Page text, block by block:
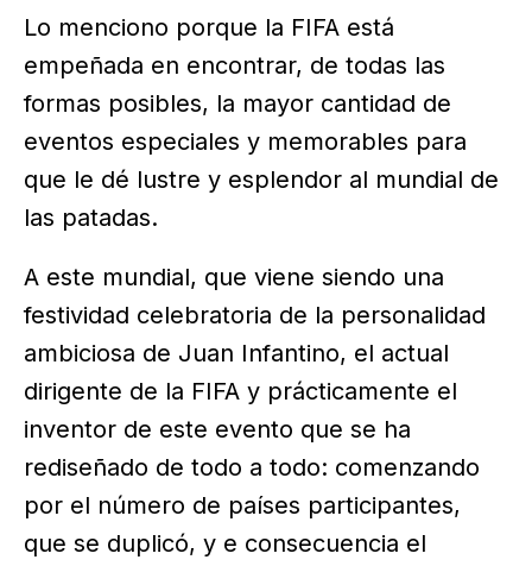
Lo menciono porque la FIFA está
empeñada en encontrar, de todas las
formas posibles, la mayor cantidad de
eventos especiales y memorables para
que le dé lustre y esplendor al mundial de
las patadas.
A este mundial, que viene siendo una
festividad celebratoria de la personalidad
ambiciosa de Juan Infantino, el actual
dirigente de la FIFA y prácticamente el
inventor de este evento que se ha
rediseñado de todo a todo: comenzando
por el número de países participantes,
que se duplicó, y e consecuencia el